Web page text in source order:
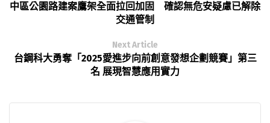
中區公園路建案鷹架全面拉回加固 確認無危安疑慮已解除
交通管制
Next Article
台鋼科大勇奪「2025愛進步向前創意發想企劃競賽」第三
名 展現智慧應用實力